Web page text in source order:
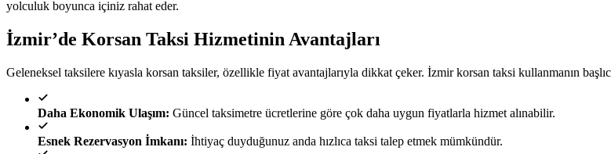
yolculuk boyunca içiniz rahat eder.
İzmir’de Korsan Taksi Hizmetinin Avantajları
Geleneksel taksilere kıyasla korsan taksiler, özellikle fiyat avantajlarıyla dikkat çeker. İzmir korsan taksi kullanmanın
Daha Ekonomik Ulaşım: Güncel taksimetre ücretlerine göre çok daha uygun fiyatlarla hizmet alınabilir.
Esnek Rezervasyon İmkanı: İhtiyaç duyduğunuz anda hızlıca taksi talep etmek mümkündür.